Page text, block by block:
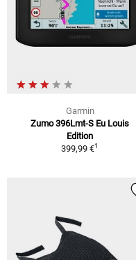
Garmin
Zumo 396Lmt-S Eu Louis
Edition
399,99 €1